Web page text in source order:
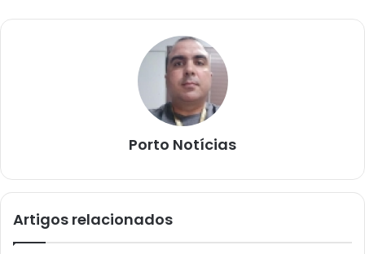
Porto Notícias
Artigos relacionados